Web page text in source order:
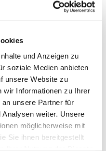
und Anzeigen zu
soziale Medien anbieten
unsere Website zu
wir Informationen zu Ihrer
unsere Partner für
weiter. Unsere
möglicherweise mit
Sie ihnen bereitgestellt
hinaus können auch
Bibliotheken sein.
der Öffentlichen
dar:
stehen unter
Gebietskörperschaft
656 unter alleiniger
213 Bibliotheken
befinden sich unter